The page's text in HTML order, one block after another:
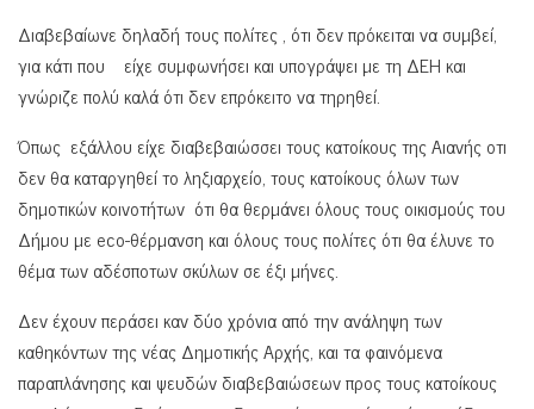
Διαβεβαίωνε δηλαδή τους πολίτες , ότι δεν πρόκειται να συμβεί,
για κάτι που είχε συμφωνήσει και υπογράψει με τη ΔΕΗ και
γνώριζε πολύ καλά ότι δεν επρόκειτο να τηρηθεί.
Όπως εξάλλου είχε διαβεβαιώσσει τους κατοίκους της Αιανής οτι
δεν θα καταργηθεί το ληξιαρχείο, τους κατοίκους όλων των
δημοτικών κοινοτήτων ότι θα θερμάνει όλους τους οικισμούς του
Δήμου με eco-θέρμανση και όλους τους πολίτες ότι θα έλυνε το
θέμα των αδέσποτων σκύλων σε έξι μήνες.
Δεν έχουν περάσει καν δύο χρόνια από την ανάληψη των
καθηκόντων της νέας Δημοτικής Αρχής, και τα φαινόμενα
παραπλάνησης και ψευδών διαβεβαιώσεων προς τους κατοίκους